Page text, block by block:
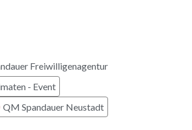
Freiwilligenagentur
- Event
QM Spandauer Neustadt